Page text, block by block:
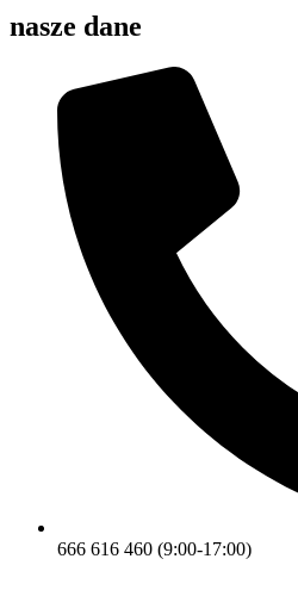
nasze dane
666 616 460 (9:00-17:00)